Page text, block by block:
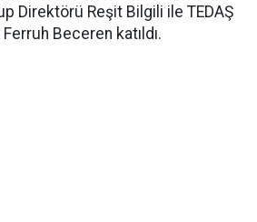
Direktörü Reşit Bilgili ile TEDAŞ
Beceren katıldı.